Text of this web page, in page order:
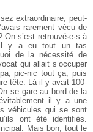
extraordinaire, peut-
rarement vécu de
s’est retrouvé·e·s à
il y a eu tout un tas
de la nécessité de
qui allait s’occuper
pic-nic tout ça, puis
tête. Là il y avait 100-
se gare au bord de la
il y a une
véhicules qui se sont
ont été identifiés.
Mais bon, tout le